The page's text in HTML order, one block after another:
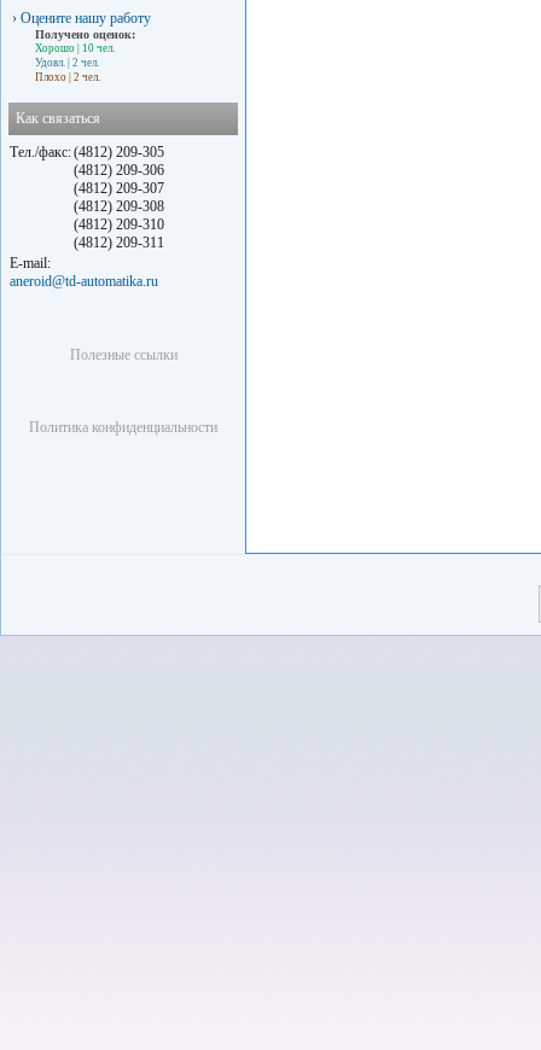
› Оцените нашу работу
Получено оценок:
Хорошо | 10 чел.
Удовл. | 2 чел.
Плохо | 2 чел.
Как связаться
Тел./факс:(4812) 209-305
(4812) 209-306
(4812) 209-307
(4812) 209-308
(4812) 209-310
(4812) 209-311
E-mail:
aneroid@td-automatika.ru
Полезные ссылки
Политика конфиденциальности